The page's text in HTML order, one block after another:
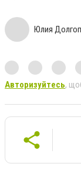
Юлия
Авторизуйтесь,